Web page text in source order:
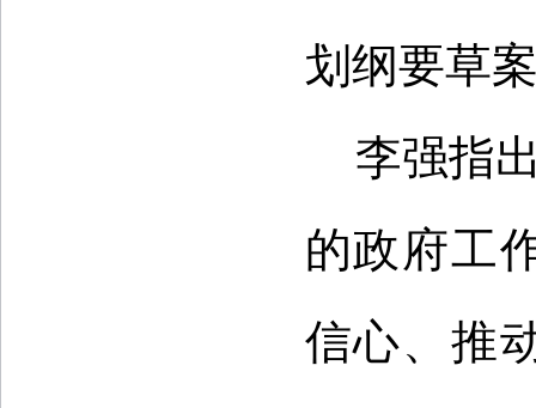
划纲要草
李强指
的政府工
信心、推